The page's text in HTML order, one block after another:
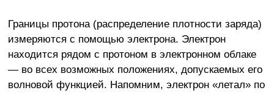
Границы протона (распределение плотности заряда)
измеряются с помощью электрона. Электрон
находится рядом с протоном в электронном облаке
— во всех возможных положениях, допускаемых его
волновой функцией. Напомним, электрон «летал» по